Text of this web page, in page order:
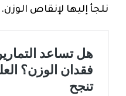
نلجأ إليها لإنقاص الوزن.